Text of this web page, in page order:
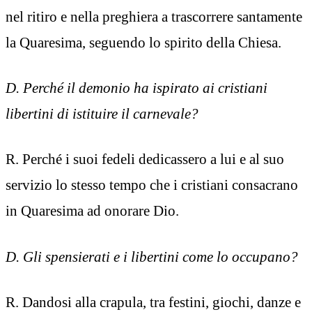
nel ritiro e nella preghiera a trascorrere santamente
la Quaresima, seguendo lo spirito della Chiesa.
D. Perché il demonio ha ispirato ai cristiani
libertini di istituire il carnevale?
R. Perché i suoi fedeli dedicassero a lui e al suo
servizio lo stesso tempo che i cristiani consacrano
in Quaresima ad onorare Dio.
D. Gli spensierati e i libertini come lo occupano?
R. Dandosi alla crapula, tra festini, giochi, danze e